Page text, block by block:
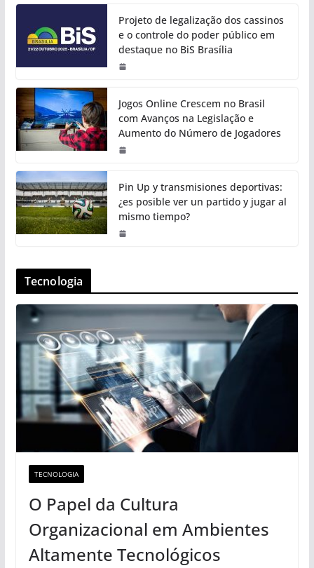
Projeto de legalização dos cassinos
e o controle do poder público em
destaque no BiS Brasília
Jogos Online Crescem no Brasil
com Avanços na Legislação e
Aumento do Número de Jogadores
Pin Up y transmisiones deportivas:
¿es posible ver un partido y jugar al
mismo tiempo?
Tecnologia
TECNOLOGIA
O Papel da Cultura
Organizacional em Ambientes
Altamente Tecnológicos